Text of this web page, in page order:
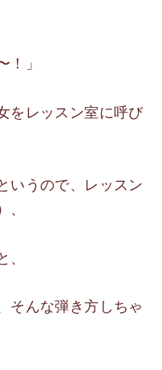
！」
をレッスン室に呼び
いうので、レッスン
、
、
そんな弾き方しちゃ